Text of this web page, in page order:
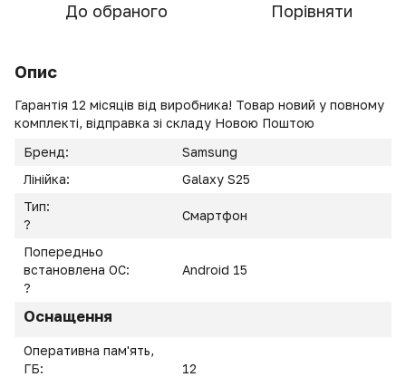
До обраного Порівняти
Опис
Гарантія 12 місяців від виробника! Товар новий у повному
комплекті, відправка зі складу Новою Поштою
Бренд:
Samsung
Лінійка:
Galaxy S25
Тип:
?
Смартфон
Попередньо
встановлена ОС:
?
Android 15
Оснащення
Оперативна пам'ять,
ГБ:
12